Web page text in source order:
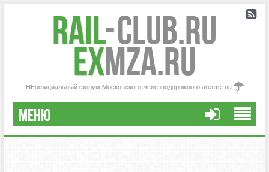
Rail-Club.RU
exMZA.RU
НЕофициальный форум Московского железнодорожного агентства
МЕНЮ
РЕГИСТРАЦИЯ